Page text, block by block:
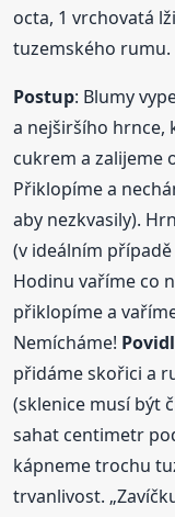
octa, 1 vrchovatá
tuzemského rumu.
Postup: Blumy
a nejširšího hrnce,
cukrem a zalijeme
Přiklopíme a
aby nezkvasily).
(v ideálním
Hodinu vaříme co
přiklopíme a
Nemícháme!
přidáme skořici a
(sklenice musí být
sahat centimetr
kápneme trochu
trvanlivost.